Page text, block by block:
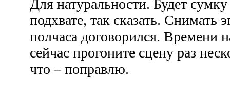
Для натуральности. Будет
подхвате, так сказать. Снимать
полчаса договорился. Времени
сейчас прогоните сцену раз
что – поправлю.